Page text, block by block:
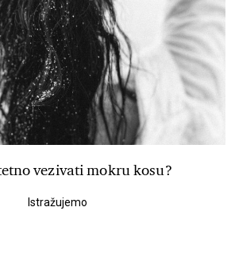
vezivati mokru kosu?
Istražujemo